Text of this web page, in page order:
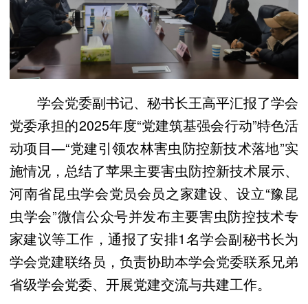
学会党委副书记、秘书长王高平汇报了学会
党委承担的2025年度“党建筑基强会行动”特色活
动项目—“党建引领农林害虫防控新技术落地”实
施情况，总结了苹果主要害虫防控新技术展示、
河南省昆虫学会党员会员之家建设、设立“豫昆
虫学会”微信公众号并发布主要害虫防控技术专
家建议等工作，通报了安排1名学会副秘书长为
学会党建联络员，负责协助本学会党委联系兄弟
省级学会党委、开展党建交流与共建工作。